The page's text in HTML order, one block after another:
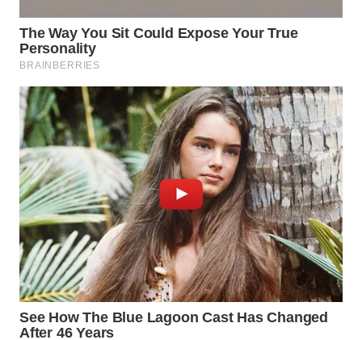
WN
LABUHANBATU
WN
TAPANULI
TENGAH
WN DELI
SERDANG
WN
TEBING
TINGGI
WN
PAKPAK